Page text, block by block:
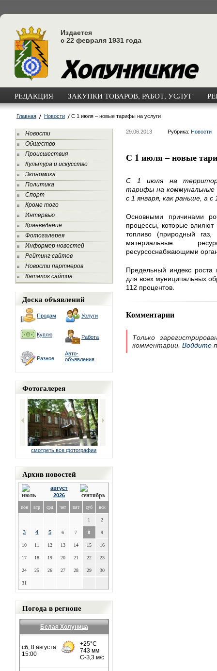
Издается
с 22 февраля 1931 года
РЕДАКЦИЯ ЗАКУПКИ ТОВАРОВ, РАБОТ, УСЛУГ
Главная Новости С 1 июля – новые тарифы на услуги
Новости
Общество
Происшествия
Культура и искусство
Экономика
Политика
Спорт
Кроме того
Интервью
Краеведение
Фотогалерея
Информер новостей
Рейтинг сайтов
Новости партнеров
Каталог сайтов
Доска объявлений
Продам Услуги
Куплю Работа
Разное
Авто-
объявления
Фотогалерея
смотреть все фотографии
Архив новостей
август
2026
пон втр срд чет пят суб вск
1 2
3 4 5 6 7 8 9
10 11 12 13 14 15 16
17 18 19 20 21 22 23
24 25 26 27 28 29 30
31
Погода в регионе
Белая Холуница
29.06.2013 Рубрика: Новости
С 1 июля – новые
С 1 июля на
тарифы на коммунальные
с 1 января, как раньше, а с
Основными причинами
процессы, которые влияют
топливо (природный газ,
материальные
ресурсоснабжающими
Предельный индекс роста
для всех муниципальных
112 процентов.
Комментарии
Только
комментарии. Войдите